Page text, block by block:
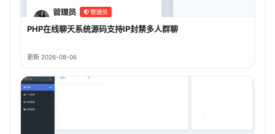
PHP在线聊天系统源码支持IP封禁多人群聊
更新 2026-08-06